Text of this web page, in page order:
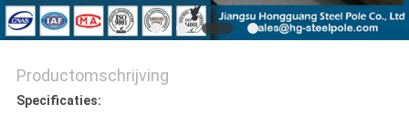
Productomschrijving
Specificaties: